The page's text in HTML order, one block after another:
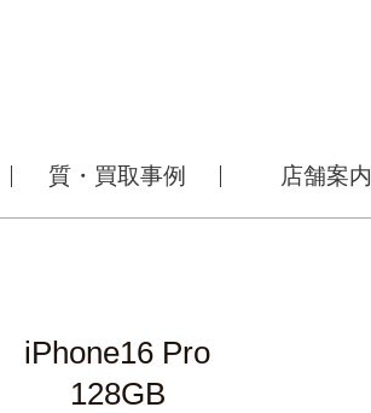
質・買取事例 店舗案内
iPhone16 Pro
128GB